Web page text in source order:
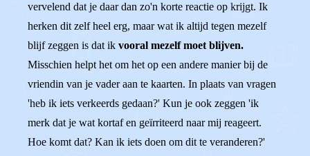
vervelend dat je daar dan zo'n korte reactie op krijgt. Ik
herken dit zelf heel erg, maar wat ik altijd tegen mezelf
blijf zeggen is dat ik vooral mezelf moet blijven.
Misschien helpt het om het op een andere manier bij de
vriendin van je vader aan te kaarten. In plaats van vragen
'heb ik iets verkeerds gedaan?' Kun je ook zeggen 'ik
merk dat je wat kortaf en geïrriteerd naar mij reageert.
Hoe komt dat? Kan ik iets doen om dit te veranderen?'